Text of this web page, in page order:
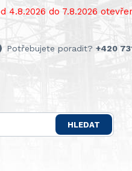
do 7.8.2026
HLEDAT
Potřebujete poradit? +420